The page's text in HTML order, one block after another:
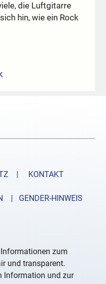
die Luftgitarre
hin, wie ein Rock
|
KONTAKT
| GENDER-HINWEIS
zum
und transparent.
Information und zur